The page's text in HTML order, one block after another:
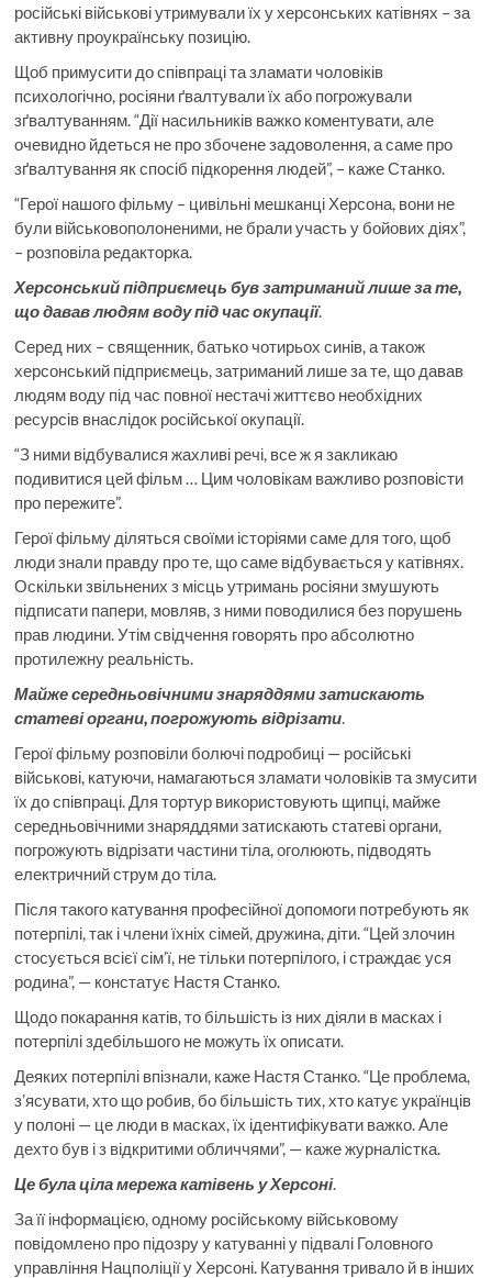
російські військові утримували їх у херсонських катівнях – за
активну проукраїнську позицію.
Щоб примусити до співпраці та зламати чоловіків
психологічно, росіяни ґвалтували їх або погрожували
зґвалтуванням. “Дії насильників важко коментувати, але
очевидно йдеться не про збочене задоволення, а саме про
зґвалтування як спосіб підкорення людей”, – каже Станко.
“Герої нашого фільму – цивільні мешканці Херсона, вони не
були військовополоненими, не брали участь у бойових діях”,
– розповіла редакторка.
Херсонський підприємець був затриманий лише за те,
що давав людям воду під час окупації.
Серед них – священник, батько чотирьох синів, а також
херсонський підприємець, затриманий лише за те, що давав
людям воду під час повної нестачі життєво необхідних
ресурсів внаслідок російської окупації.
“З ними відбувалися жахливі речі, все ж я закликаю
подивитися цей фільм … Цим чоловікам важливо розповісти
про пережите”.
Герої фільму діляться своїми історіями саме для того, щоб
люди знали правду про те, що саме відбувається у катівнях.
Оскільки звільнених з місць утримань росіяни змушують
підписати папери, мовляв, з ними поводилися без порушень
прав людини. Утім свідчення говорять про абсолютно
протилежну реальність.
Майже середньовічними знаряддями затискають
статеві органи, погрожують відрізати.
Герої фільму розповіли болючі подробиці — російські
військові, катуючи, намагаються зламати чоловіків та змусити
їх до співпраці. Для тортур використовують щипці, майже
середньовічними знаряддями затискають статеві органи,
погрожують відрізати частини тіла, оголюють, підводять
електричний струм до тіла.
Після такого катування професійної допомоги потребують як
потерпілі, так і члени їхніх сімей, дружина, діти. “Цей злочин
стосується всієї сім’ї, не тільки потерпілого, і страждає уся
родина”, — констатує Настя Станко.
Щодо покарання катів, то більшість із них діяли в масках і
потерпілі здебільшого не можуть їх описати.
Деяких потерпілі впізнали, каже Настя Станко. “Це проблема,
з’ясувати, хто що робив, бо більшість тих, хто катує українців
у полоні — це люди в масках, їх ідентифікувати важко. Але
дехто був і з відкритими обличчями”, — каже журналістка.
Це була ціла мережа катівень у Херсоні.
За її інформацією, одному російському військовому
повідомлено про підозру у катуванні у підвалі Головного
управління Нацполіції у Херсоні. Катування тривало й в інших